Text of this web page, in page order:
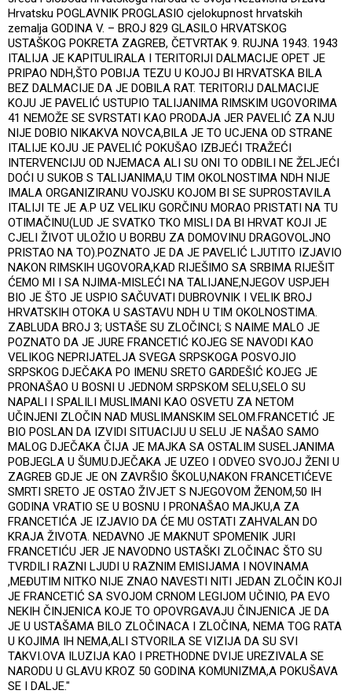
Hrvatsku POGLAVNIK PROGLASIO cjelokupnost hrvatskih
zemalja GODINA V. – BROJ 829 GLASILO HRVATSKOG
USTAŠKOG POKRETA ZAGREB, ČETVRTAK 9. RUJNA 1943. 1943
ITALIJA JE KAPITULIRALA I TERITORIJI DALMACIJE OPET JE
PRIPAO NDH,ŠTO POBIJA TEZU U KOJOJ BI HRVATSKA BILA
BEZ DALMACIJE DA JE DOBILA RAT. TERITORIJ DALMACIJE
KOJU JE PAVELIĆ USTUPIO TALIJANIMA RIMSKIM UGOVORIMA
41 NEMOŽE SE SVRSTATI KAO PRODAJA JER PAVELIĆ ZA NJU
NIJE DOBIO NIKAKVA NOVCA,BILA JE TO UCJENA OD STRANE
ITALIJE KOJU JE PAVELIĆ POKUŠAO IZBJEĆI TRAŽEĆI
INTERVENCIJU OD NJEMACA ALI SU ONI TO ODBILI NE ŽELJEĆI
DOĆI U SUKOB S TALIJANIMA,U TIM OKOLNOSTIMA NDH NIJE
IMALA ORGANIZIRANU VOJSKU KOJOM BI SE SUPROSTAVILA
ITALIJI TE JE A.P UZ VELIKU GORČINU MORAO PRISTATI NA TU
OTIMAČINU(LUD JE SVATKO TKO MISLI DA BI HRVAT KOJI JE
CJELI ŽIVOT ULOŽIO U BORBU ZA DOMOVINU DRAGOVOLJNO
PRISTAO NA TO).POZNATO JE DA JE PAVELIĆ LJUTITO IZJAVIO
NAKON RIMSKIH UGOVORA,KAD RIJEŠIMO SA SRBIMA RIJEŠIT
ĆEMO MI I SA NJIMA-MISLEĆI NA TALIJANE,NJEGOV USPJEH
BIO JE ŠTO JE USPIO SAČUVATI DUBROVNIK I VELIK BROJ
HRVATSKIH OTOKA U SASTAVU NDH U TIM OKOLNOSTIMA.
ZABLUDA BROJ 3; USTAŠE SU ZLOČINCI; S NAIME MALO JE
POZNATO DA JE JURE FRANCETIĆ KOJEG SE NAVODI KAO
VELIKOG NEPRIJATELJA SVEGA SRPSKOGA POSVOJIO
SRPSKOG DJEČAKA PO IMENU SRETO GARDEŠIĆ KOJEG JE
PRONAŠAO U BOSNI U JEDNOM SRPSKOM SELU,SELO SU
NAPALI I SPALILI MUSLIMANI KAO OSVETU ZA NETOM
UČINJENI ZLOČIN NAD MUSLIMANSKIM SELOM.FRANCETIĆ JE
BIO POSLAN DA IZVIDI SITUACIJU U SELU JE NAŠAO SAMO
MALOG DJEČAKA ČIJA JE MAJKA SA OSTALIM SUSELJANIMA
POBJEGLA U ŠUMU.DJEČAKA JE UZEO I ODVEO SVOJOJ ŽENI U
ZAGREB GDJE JE ON ZAVRŠIO ŠKOLU,NAKON FRANCETIĆEVE
SMRTI SRETO JE OSTAO ŽIVJET S NJEGOVOM ŽENOM,50 IH
GODINA VRATIO SE U BOSNU I PRONAŠAO MAJKU,A ZA
FRANCETIĆA JE IZJAVIO DA ĆE MU OSTATI ZAHVALAN DO
KRAJA ŽIVOTA. NEDAVNO JE MAKNUT SPOMENIK JURI
FRANCETIĆU JER JE NAVODNO USTAŠKI ZLOČINAC ŠTO SU
TVRDILI RAZNI LJUDI U RAZNIM EMISIJAMA I NOVINAMA
,MEĐUTIM NITKO NIJE ZNAO NAVESTI NITI JEDAN ZLOČIN KOJI
JE FRANCETIĆ SA SVOJOM CRNOM LEGIJOM UČINIO, PA EVO
NEKIH ČINJENICA KOJE TO OPOVRGAVAJU ČINJENICA JE DA
JE U USTAŠAMA BILO ZLOČINACA I ZLOČINA, NEMA TOG RATA
U KOJIMA IH NEMA,ALI STVORILA SE VIZIJA DA SU SVI
TAKVI.OVA ILUZIJA KAO I PRETHODNE DVIJE UREZIVALA SE
NARODU U GLAVU KROZ 50 GODINA KOMUNIZMA,A POKUŠAVA
SE I DALJE."